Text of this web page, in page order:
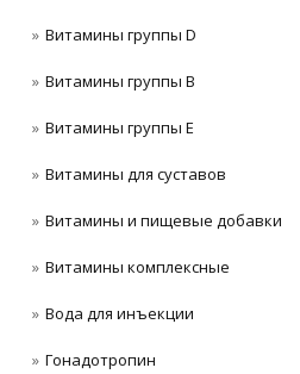
Витамины группы D
Витамины группы В
Витамины группы Е
Витамины для суставов
Витамины и пищевые добавки
Витамины комплексные
Вода для инъекции
Гонадотропин